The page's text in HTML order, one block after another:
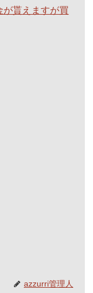
が貰えますが買
azzurri管理人